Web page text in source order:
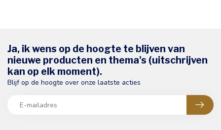
Ja, ik wens op de hoogte te blijven van
nieuwe producten en thema's (uitschrijven
kan op elk moment).
Blijf op de hoogte over onze laatste acties